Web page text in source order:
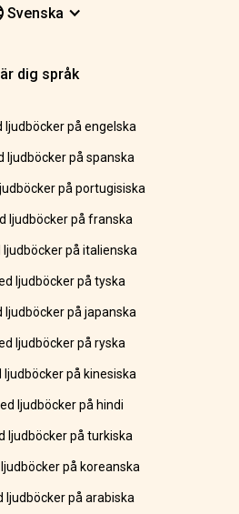
Svenska
dig språk
ljudböcker på engelska
ljudböcker på spanska
på portugisiska
ljudböcker på franska
ljudböcker på italienska
ljudböcker på tyska
ljudböcker på japanska
ljudböcker på ryska
ljudböcker på kinesiska
ljudböcker på hindi
ljudböcker på turkiska
på koreanska
ljudböcker på arabiska